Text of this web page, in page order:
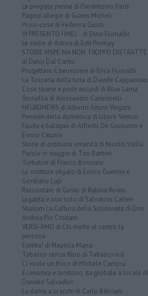
Le pregiate penne di Pierantonio Pardi
Pagine allegre di Gianni Micheli
Psico-cose di Federica Giusti
VI PRESENTO I MIEI... di Dino Fiumalbi
Le stelle di Astrea di Edit Permay
STORIE VISPE MA NON TROPPO DISTRATTE
di Dario Dal Canto
Progettare il benessere di Erica Fiumalbi
La Toscana della birra di Davide Cappannari
Cose strane e posti assurdi di Blue Lama
Storielba di Alessandro Canestrelli
NEURONEWS di Alberto Arturo Vergani
Pensieri della domenica di Libero Venturi
Fauda e balagan di Alfredo De Girolamo e
Enrico Catassi
Storie di ordinaria umanità di Nicolò Stella
Parole in viaggio di Tito Barbini
Turbative di Franco Bonciani
Lo scrittore sfigato di Enrico Guerrini e
Gordiano Lupi
Raccontare di Gusto di Rubina Rovini
Legalità e non solo di Salvatore Calleri
Shalom La Cultura della Solidarietà di Don
Andrea Pio Cristiani
VERSI-AMO di Chi mette al centro la
persona
Eureka! di Nausica Manzi
Tabasco senza filtro di Tabasco n.6
Ci vuole un fisico di Michele Campisi
Economia e territorio, da globale a locale di
Daniele Salvadori
La dama a scacchi di Carlo Belciani